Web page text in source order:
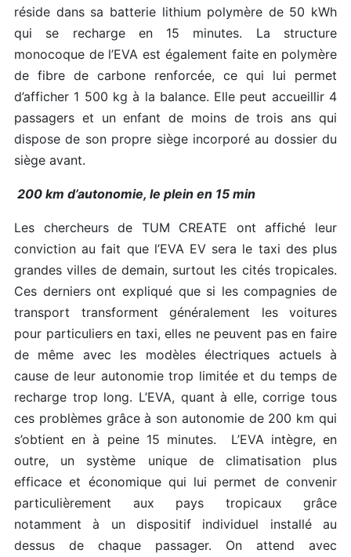
réside dans sa batterie lithium polymère de 50 kWh
qui se recharge en 15 minutes. La structure
monocoque de l’EVA est également faite en polymère
de fibre de carbone renforcée, ce qui lui permet
d’afficher 1 500 kg à la balance. Elle peut accueillir 4
passagers et un enfant de moins de trois ans qui
dispose de son propre siège incorporé au dossier du
siège avant.
200 km d’autonomie, le plein en 15 min
Les chercheurs de TUM CREATE ont affiché leur
conviction au fait que l’EVA EV sera le taxi des plus
grandes villes de demain, surtout les cités tropicales.
Ces derniers ont expliqué que si les compagnies de
transport transforment généralement les voitures
pour particuliers en taxi, elles ne peuvent pas en faire
de même avec les modèles électriques actuels à
cause de leur autonomie trop limitée et du temps de
recharge trop long. L’EVA, quant à elle, corrige tous
ces problèmes grâce à son autonomie de 200 km qui
s’obtient en à peine 15 minutes. L’EVA intègre, en
outre, un système unique de climatisation plus
efficace et économique qui lui permet de convenir
particulièrement aux pays tropicaux grâce
notamment à un dispositif individuel installé au
dessus de chaque passager. On attend avec